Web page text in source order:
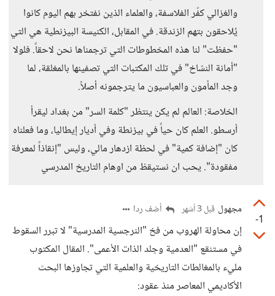
والغزالي كفّر الفلاسفة، والعلماء الذين نفتخر بهم اليوم كانوا
يُلاحقون بتهم الزندقة. في المقابل، الكنيسة البيزنطية هي التي
"حفظت" لنا هذه المخطوطات التي ترجمناها نحن لاحقاً. فلولا
"أمانة النسّاخ" في تلك المكتبات التي تصفينها بالمغلقة، لما
وجد المأمون والعباسيون ما يترجمونه أصلاً.
الخلاصة: العالم لم يكن ينتظر "كلمة السر" من بغداد ليقرأ
أرسطو. العلم كان حياً في بيزنطة وفي أديار إيطاليا، وما فعلناه
كان "إضافة كمية" في لحظة ازدهار مالي، وليس "إنقاذاً لمعرفة
مفقودة". يحب ان نستيقظ من اوهام التاريخ المدرسي
-1
مجهول قبل 3 أشهر أضف ردا
إن محاولة الهروب من فخ "النرجسية المدرسية" لا تبرر السقوط
في مستنقع "العدمية وجلد الذات الأعمى". المقال المكتوب
مليء بالمغالطات التاريخية والعلمية التي تجاوزها البحث
الأكاديمي المعاصر منذ عقود: